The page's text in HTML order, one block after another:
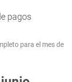
para el mes de